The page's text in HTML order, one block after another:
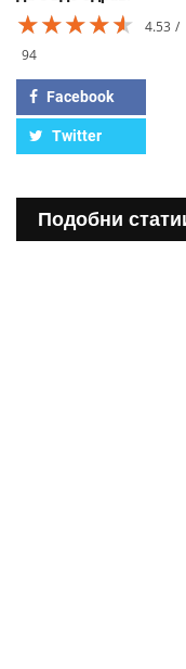
★★★★★
★★★★★
★★★★★
4.53
94
Facebook
Twitter
Подобни